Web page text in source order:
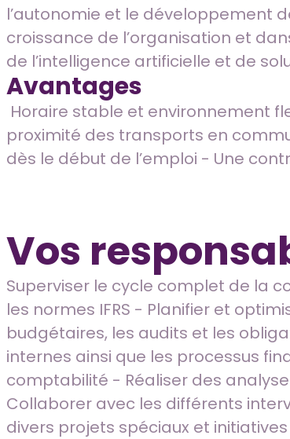
l’autonomie et le développement
croissance de l’organisation et
de l’intelligence artificielle et de
Avantages
Horaire stable et environnement
proximité des transports en
dès le début de l’emploi - Une
Vos
Superviser le cycle complet de la
les normes IFRS - Planifier et
budgétaires, les audits et les
internes ainsi que les processus
comptabilité - Réaliser des
Collaborer avec les différents
divers projets spéciaux et